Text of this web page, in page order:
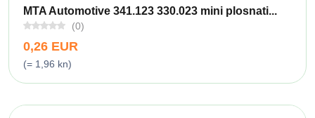
MTA Automotive 341.123 330.023 mini plosnati...
(0)
0,26 EUR
(= 1,96 kn)